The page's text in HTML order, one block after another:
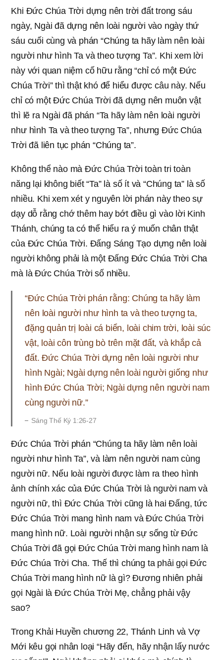
Khi Đức Chúa Trời dựng nên trời đất trong sáu
ngày, Ngài đã dựng nên loài người vào ngày thứ
sáu cuối cùng và phán “Chúng ta hãy làm nên loài
người như hình Ta và theo tượng Ta”. Khi xem lời
này với quan niệm cố hữu rằng “chỉ có một Đức
Chúa Trời” thì thật khó để hiểu được câu này. Nếu
chỉ có một Đức Chúa Trời đã dựng nên muôn vật
thì lẽ ra Ngài đã phán “Ta hãy làm nên loài người
như hình Ta và theo tượng Ta”, nhưng Đức Chúa
Trời đã liên tục phán “Chúng ta”.
Không thể nào mà Đức Chúa Trời toàn tri toàn
năng lại không biết “Ta” là số ít và “Chúng ta” là số
nhiều. Khi xem xét y nguyên lời phán này theo sự
dạy dỗ rằng chớ thêm hay bớt điều gì vào lời Kinh
Thánh, chúng ta có thể hiểu ra ý muốn chân thật
của Đức Chúa Trời. Đấng Sáng Tạo dựng nên loài
người không phải là một Đấng Đức Chúa Trời Cha
mà là Đức Chúa Trời số nhiều.
“Ðức Chúa Trời phán rằng: Chúng ta hãy làm
nên loài người như hình ta và theo tượng ta,
đặng quản trị loài cá biển, loài chim trời, loài súc
vật, loài côn trùng bò trên mặt đất, và khắp cả
đất. Ðức Chúa Trời dựng nên loài người như
hình Ngài; Ngài dựng nên loài người giống như
hình Ðức Chúa Trời; Ngài dựng nên người nam
cùng người nữ.”
Sáng Thế Ký 1:26-27
Đức Chúa Trời phán “Chúng ta hãy làm nên loài
người như hình Ta”, và làm nên người nam cùng
người nữ. Nếu loài người được làm ra theo hình
ảnh chính xác của Đức Chúa Trời là người nam và
người nữ, thì Đức Chúa Trời cũng là hai Đấng, tức
Đức Chúa Trời mang hình nam và Đức Chúa Trời
mang hình nữ. Loài người nhận sự sống từ Đức
Chúa Trời đã gọi Đức Chúa Trời mang hình nam là
Đức Chúa Trời Cha. Thế thì chúng ta phải gọi Đức
Chúa Trời mang hình nữ là gì? Đương nhiên phải
gọi Ngài là Đức Chúa Trời Mẹ, chẳng phải vậy
sao?
Trong Khải Huyền chương 22, Thánh Linh và Vợ
Mới kêu gọi nhân loại “Hãy đến, hãy nhận lấy nước